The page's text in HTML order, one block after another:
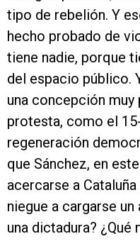
tipo de rebelión. Y
hecho probado de
tiene nadie, porque
del espacio público.
una concepción
protesta, como el
regeneración
que Sánchez, en
acercarse a
niegue a cargarse
una dictadura? ¿Qué